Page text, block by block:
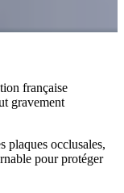
française
gravement
plaques occlusales,
pour protéger